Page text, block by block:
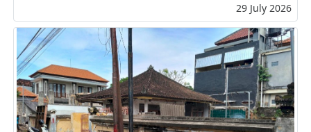
29 July 2026